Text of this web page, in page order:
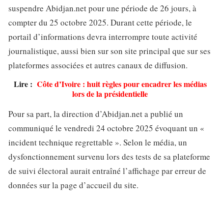
suspendre Abidjan.net pour une période de 26 jours, à
compter du 25 octobre 2025. Durant cette période, le
portail d’informations devra interrompre toute activité
journalistique, aussi bien sur son site principal que sur ses
plateformes associées et autres canaux de diffusion.
Lire : Côte d’Ivoire : huit règles pour encadrer les médias
lors de la présidentielle
Pour sa part, la direction d’Abidjan.net a publié un
communiqué le vendredi 24 octobre 2025 évoquant un «
incident technique regrettable ». Selon le média, un
dysfonctionnement survenu lors des tests de sa plateforme
de suivi électoral aurait entraîné l’affichage par erreur de
données sur la page d’accueil du site.